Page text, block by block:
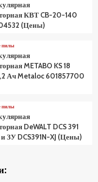
КВТ CB-20-140
(Цены)
пилы
METABO KS 18
Ач Metaloc 601857700
пилы
DeWALT DCS 391
ЗУ DCS391N-XJ (Цены)